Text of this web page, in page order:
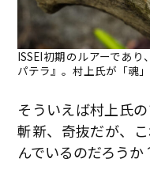
ISSEI初期のルアーであ
パテラ』。村上氏が「魂
そういえば村上氏
斬新、奇抜だが、
んでいるのだろうか